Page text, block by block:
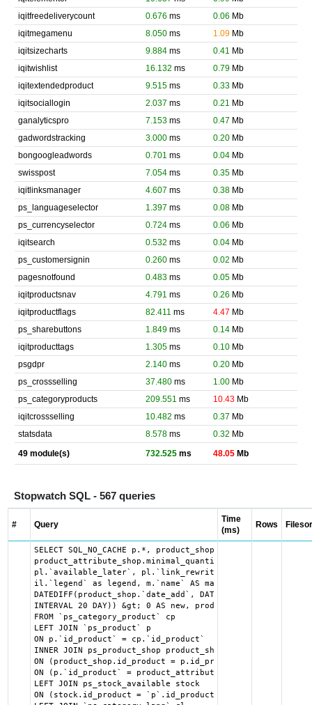
iqitfreedeliverycount
0.676 ms 0.06 Mb
iqitmegamenu
8.050ms 1.09Mb
iqitsizecharts
9.884ms 0.41 Mb
iqitwishlist
16.132 ms 0.79Mb
iqitextendedproduct
9.515ms 0.33Mb
iqitsociallogin
2.037 ms 0.21 Mb
ganalyticspro
7.153ms 0.47 Mb
gadwordstracking
3.000ms 0.20Mb
bongoogleadwords
0.701 ms 0.04Mb
swisspost
7.054ms 0.35Mb
iqitlinksmanager
4.607 ms 0.38Mb
ps_languageselector
1.397 ms 0.08Mb
ps_currencyselector
0.724ms 0.06 Mb
iqitsearch
0.532 ms 0.04Mb
ps_customersignin
0.260ms 0.02 Mb
pagesnotfound
0.483ms 0.05Mb
iqitproductsnav
4.791 ms 0.26 Mb
iqitproductflags
82.411 ms 4.47 Mb
ps_sharebuttons
1.849ms 0.14Mb
iqitproducttags
1.305ms 0.10Mb
psgdpr
2.140ms 0.20Mb
ps_crossselling
37.480ms 1.00Mb
ps_categoryproducts
209.551 ms 10.43Mb
iqitcrossselling
10.482 ms 0.37 Mb
statsdata
8.578ms 0.32 Mb
49 module(s)
732.525ms 48.05Mb
Stopwatch SQL - 567 queries
# Query
Time
(ms)
Rows
SELECT SQL_NO_CACHE p.*, product_shop.*,
product_attribute_shop.minimal_quantity AS
pl.`available_later`, pl.`link_rewrite`,
il.`legend` as legend, m.`name` AS manufacturer_name,
DATEDIFF(product_shop.`date_add`, DATE_SUB("2026-08-08
INTERVAL 20 DAY)) &gt; 0 AS new, product_shop.price
FROM `ps_category_product` cp
LEFT JOIN `ps_product` p
ON p.`id_product` = cp.`id_product`
INNER JOIN ps_product_shop product_shop
ON (product_shop.id_product = p.id_product AND
ON (p.`id_product` = product_attribute_shop.`id_product`
LEFT JOIN ps_stock_available stock
ON (stock.id_product = `p`.id_product AND